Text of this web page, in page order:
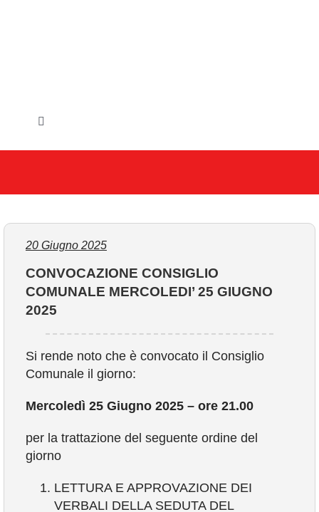
Toggle
IL COMUNE
SERVIZI E UTILITA’
AREE TEMATICHE
VIVERE VANZAGO
20 Giugno 2025
CONVOCAZIONE CONSIGLIO
COMUNALE MERCOLEDI’ 25 GIUGNO
2025
Si rende noto che è convocato il Consiglio
Comunale il giorno:
Mercoledì 25 Giugno 2025 – ore 21.00
per la trattazione del seguente ordine del
giorno
LETTURA E APPROVAZIONE DEI
VERBALI DELLA SEDUTA DEL